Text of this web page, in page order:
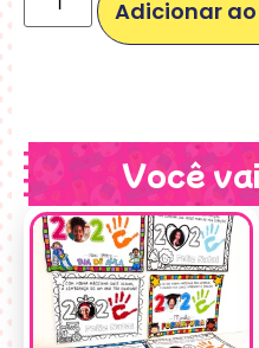
Adicionar
Você